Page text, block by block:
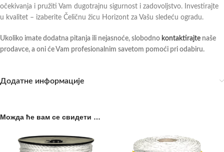
očekivanja i pružiti Vam dugotrajnu sigurnost i zadovoljstvo. Investirajte
u kvalitet – izaberite Čeličnu žicu Horizont za Vašu sledeću ogradu.
Ukoliko imate dodatna pitanja ili nejasnoće, slobodno kontaktirajte naše
prodavce, a oni će Vam profesionalnim savetom pomoći pri odabiru.
Додатне информације
Можда ће вам се свидети …